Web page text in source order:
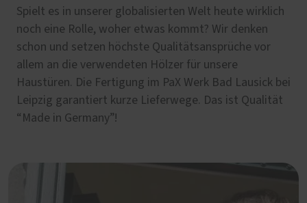
Spielt es in unserer globalisierten Welt heute wirklich
noch eine Rolle, woher etwas kommt? Wir denken
schon und setzen höchste Qualitätsansprüche vor
allem an die verwendeten Hölzer für unsere
Haustüren. Die Fertigung im PaX Werk Bad Lausick bei
Leipzig garantiert kurze Lieferwege. Das ist Qualität
“Made in Germany”!